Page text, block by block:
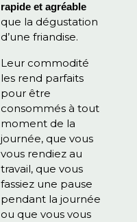
rapide et agréable
que la dégustation
d’une friandise.
Leur commodité
les rend parfaits
pour être
consommés à tout
moment de la
journée, que vous
vous rendiez au
travail, que vous
fassiez une pause
pendant la journée
ou que vous vous